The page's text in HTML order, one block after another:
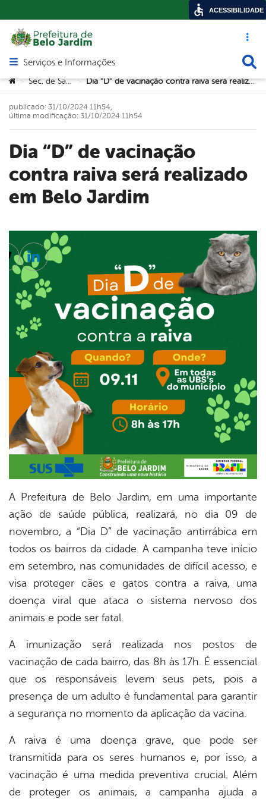
Acesso
Abrir menu principal de navegação
Serviços e Informações
Você está aqui:
> Sec. de Saúde > Dia “D” de vacinação contra raiva será realizado em Belo Jardim
Dia “D” de vacinação
contra raiva será realizado
em Belo Jardim
publicado: 31/10/2024 11h54,
última modificação: 31/10/2024 11h54
A Prefeitura de Belo Jardim, em uma importante
ação de saúde pública, realizará, no dia 09 de
novembro, a “Dia D” de vacinação antirrábica em
todos os bairros da cidade. A campanha teve início
em setembro, nas comunidades de difícil acesso, e
visa proteger cães e gatos contra a raiva, uma
doença viral que ataca o sistema nervoso dos
animais e pode ser fatal.
A imunização será realizada nos postos de
vacinação de cada bairro, das 8h às 17h. É essencial
que os responsáveis levem seus pets, pois a
presença de um adulto é fundamental para garantir
a segurança no momento da aplicação da vacina.
A raiva é uma doença grave, que pode ser
transmitida para os seres humanos e, por isso, a
vacinação é uma medida preventiva crucial. Além
de proteger os animais, a campanha ajuda a
Twitter
Linkedin
ACESSIBILIDADE